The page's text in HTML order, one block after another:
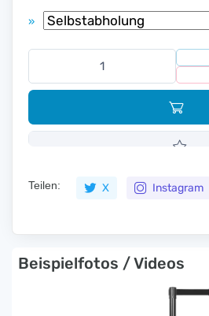
»
Teilen: X Instagram
Beispielfotos / Videos